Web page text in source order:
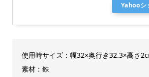
Yahooシ
使用時サイズ：幅32×奥行き32.3×高さ
素材：鉄